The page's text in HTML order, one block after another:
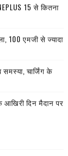
15 से कितना
100 एमजी से ज्यादा
चार्जिंग के
दिन मैदान पर